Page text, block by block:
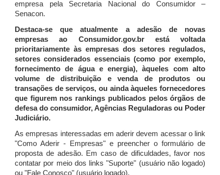
empresa pela Secretaria Nacional do Consumidor –
Senacon.
Destaca-se que atualmente a adesão de novas
empresas ao Consumidor.gov.br está voltada
prioritariamente às empresas dos setores regulados,
setores considerados essenciais (como por exemplo,
fornecimento de água e energia), àqueles com alto
volume de distribuição e venda de produtos ou
transações de serviços, ou ainda àqueles fornecedores
que figurem nos rankings publicados pelos órgãos de
defesa do consumidor, Agências Reguladoras ou Poder
Judiciário.
As empresas interessadas em aderir devem acessar o link
"Como Aderir - Empresas" e preencher o formulário de
proposta de adesão. Em caso de dificuldades, favor nos
contatar por meio dos links "Suporte" (usuário não logado)
ou "Fale Conosco" (usuário logado).